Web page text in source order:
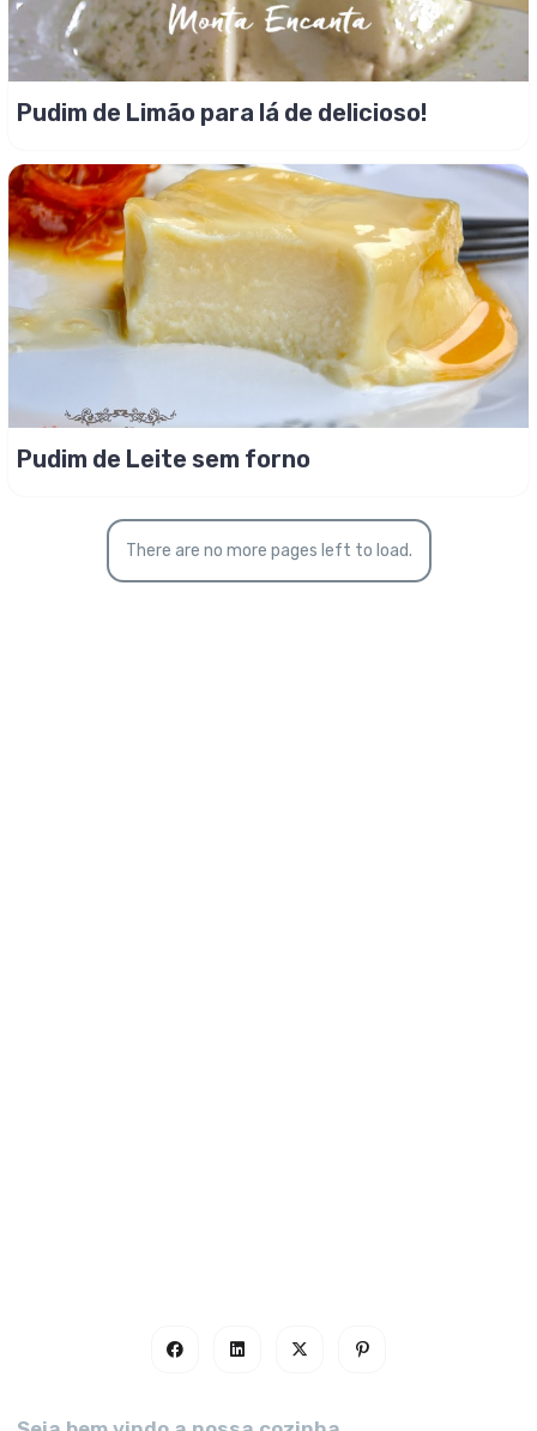
Pudim de Limão para lá de delicioso!
Pudim de Leite sem forno
There are no more pages left to load.